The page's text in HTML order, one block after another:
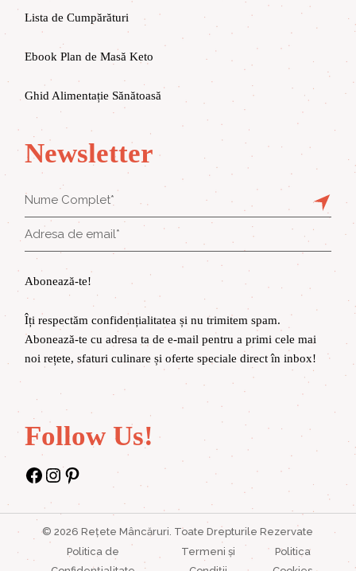
Lista de Cumpărături
Ebook Plan de Masă Keto
Ghid Alimentație Sănătoasă
Newsletter
Abonează-te!
Îți respectăm confidențialitatea și nu trimitem spam.
Abonează-te cu adresa ta de e-mail pentru a primi cele mai
noi rețete, sfaturi culinare și oferte speciale direct în inbox!
Follow Us!
Facebook
Instagram
Pinterest
©2026 Rețete Mâncăruri . Toate Drepturile Rezervate
Politica de
Termeni și
Politica